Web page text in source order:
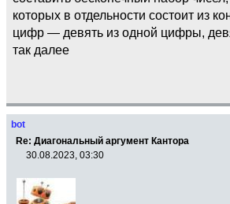
которых в отдельности состоит из
цифр — девять из одной цифры,
так далее
bot
Re: Диагональный аргумент Кантора
30.08.2023, 03:30